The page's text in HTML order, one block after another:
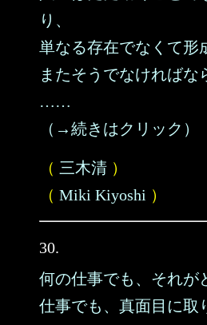
り、
単なる存在でなくて形
またそうでなければな
……
（→続きはクリック）
（ 三木清 ）
（ Miki Kiyoshi ）
30.
何の仕事でも、それが
仕事でも、真面目に取